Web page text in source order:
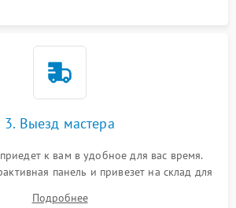
3. Выезд мастера
к вам в удобное для вас время.
панель и привезет на склад для
Подробнее